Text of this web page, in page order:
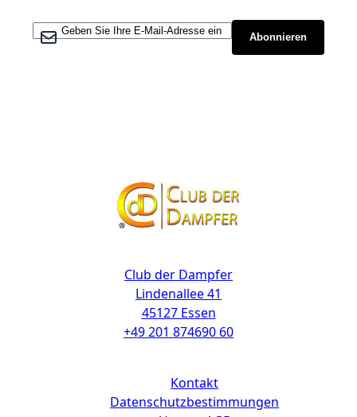
Melden Sie sich für unseren Newsletter an:
Abonnieren
Club der Dampfer
Lindenallee 41
45127 Essen
+49 201 874690 60
Kontakt
Datenschutzbestimmungen